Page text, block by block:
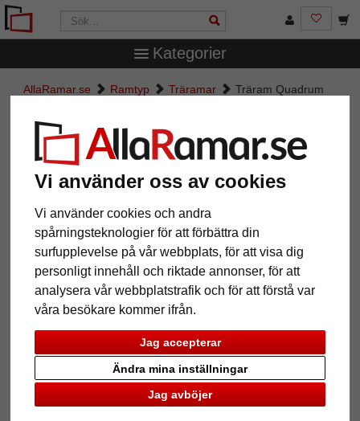
Vi använder oss av cookies
Vi använder cookies och andra
spårningsteknologier för att förbättra din
surfupplevelse på vår webbplats, för att visa dig
personligt innehåll och riktade annonser, för att
analysera vår webbplatstrafik och för att förstå var
våra besökare kommer ifrån.
Jag accepterar
Jag avböjer
Ändra mina inställningar
Kategorier
AllaRamar.se Ramtyp Träramar Träram Quadrum
Träram Quadrum